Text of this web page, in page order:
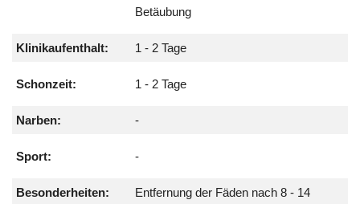
Betäubung
Klinikaufenthalt: 1 - 2 Tage
Schonzeit: 1 - 2 Tage
Narben: -
Sport: -
Besonderheiten:
Entfernung der Fäden nach 8 - 14